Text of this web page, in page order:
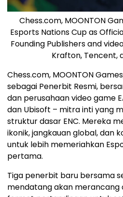
Chess.com, MOONTON
Esports Nations Cup as
Founding Publishers and
Krafton, Tencent,
Chess.com, MOONTON
sebagai Penerbit Resmi,
dan perusahaan video game
dan Ubisoft – mitra inti yang
struktur dasar ENC. Mereka
ikonik, jangkauan global, dan
untuk lebih memeriahkan
pertama.
Tiga penerbit baru bersama
mendatang akan merancang